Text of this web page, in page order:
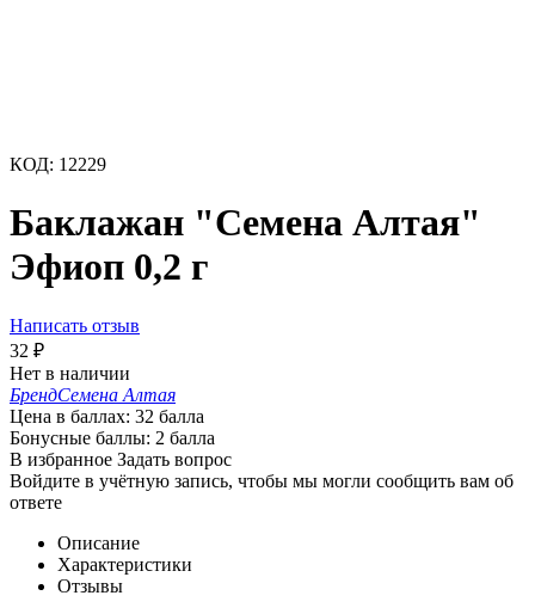
КОД: 12229
Баклажан "Семена Алтая"
Эфиоп 0,2 г
Написать отзыв
32 ₽
Нет в наличии
БрендСемена Алтая
Цена в баллах: 32 балла
Бонусные баллы: 2 балла
В избранное Задать вопрос
Войдите в учётную запись, чтобы мы могли сообщить вам об
ответе
Описание
Характеристики
Отзывы